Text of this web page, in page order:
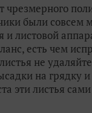
чрезмерного
были совсем
и листовой
есть чем
не
на грядку
эти листья